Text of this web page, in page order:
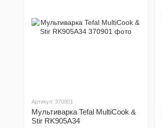
Артикул: 370901
Мультиварка Tefal MultiCook &
Stir RK905A34